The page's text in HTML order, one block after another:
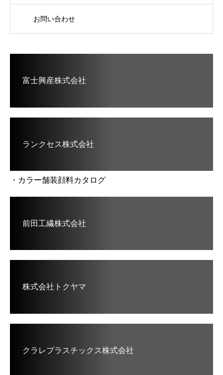
お問い合わせ
富士興産株式会社
ランクセス株式会社
・カラー舗装顔料カタログ
前田工繊株式会社
株式会社トクヤマ
クラレプラスチックス株式会社